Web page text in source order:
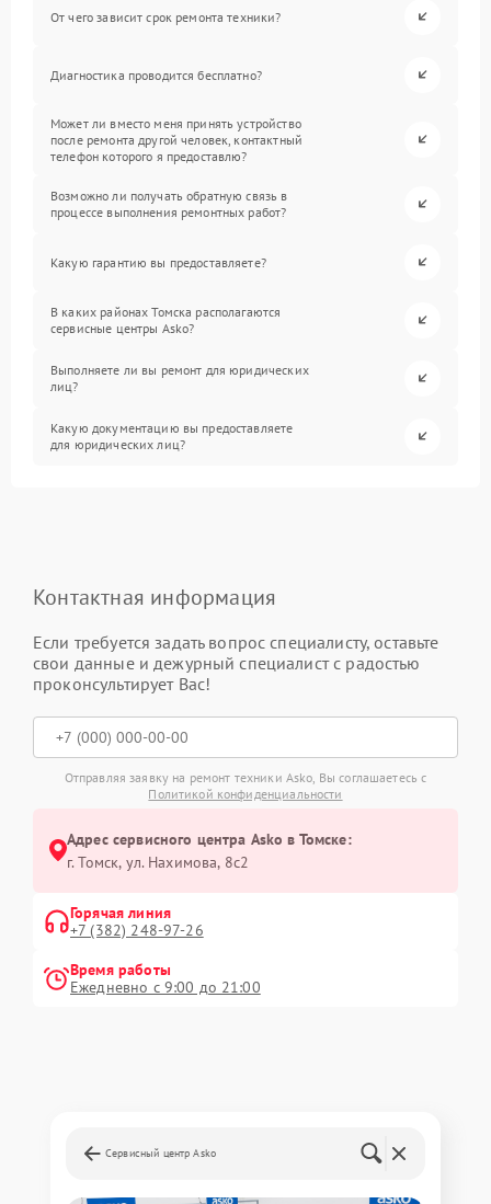
От чего зависит срок ремонта техники?
Диагностика проводится бесплатно?
Может ли вместо меня принять устройство
после ремонта другой человек, контактный
телефон которого я предоставлю?
Возможно ли получать обратную связь в
процессе выполнения ремонтных работ?
Какую гарантию вы предоставляете?
В каких районах Томска располагаются
сервисные центры Asko?
Выполняете ли вы ремонт для юридических
лиц?
Какую документацию вы предоставляете
для юридических лиц?
Контактная информация
Если требуется задать вопрос специалисту, оставьте
свои данные и дежурный специалист с радостью
проконсультирует Вас!
Отправляя заявку на ремонт техники Asko, Вы соглашаетесь с
Политикой конфиденциальности
Адрес сервисного центра Asko в Томске:
г. Томск, ул. Нахимова, 8с2
Горячая линия
+7 (382) 248-97-26
Время работы
Ежедневно с 9:00 до 21:00
Сервисный центр Asko